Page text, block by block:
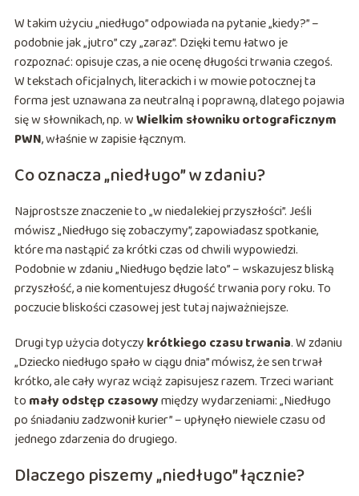
W takim użyciu „niedługo” odpowiada na pytanie „kiedy?” –
podobnie jak „jutro” czy „zaraz”. Dzięki temu łatwo je
rozpoznać: opisuje czas, a nie ocenę długości trwania czegoś.
W tekstach oficjalnych, literackich i w mowie potocznej ta
forma jest uznawana za neutralną i poprawną, dlatego pojawia
się w słownikach, np. wWielkim słowniku ortograficznym
PWN, właśnie w zapisie łącznym.
Co oznacza „niedługo” w zdaniu?
Najprostsze znaczenie to „w niedalekiej przyszłości”. Jeśli
mówisz „Niedługo się zobaczymy”, zapowiadasz spotkanie,
które ma nastąpić za krótki czas od chwili wypowiedzi.
Podobnie w zdaniu „Niedługo będzie lato” – wskazujesz bliską
przyszłość, a nie komentujesz długość trwania pory roku. To
poczucie bliskości czasowej jest tutaj najważniejsze.
Drugi typ użycia dotyczy krótkiego czasu trwania. W zdaniu
„Dziecko niedługo spało w ciągu dnia” mówisz, że sen trwał
krótko, ale cały wyraz wciąż zapisujesz razem. Trzeci wariant
to mały odstęp czasowymiędzy wydarzeniami: „Niedługo
po śniadaniu zadzwonił kurier” – upłynęło niewiele czasu od
jednego zdarzenia do drugiego.
Dlaczego piszemy „niedługo” łącznie?